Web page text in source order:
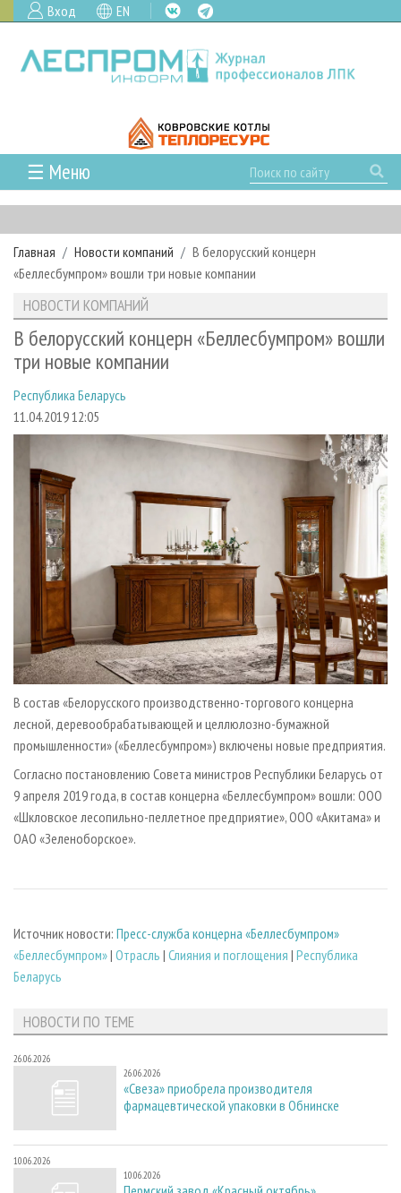
Вход EN
☰ Меню
ГЛАВНАЯ
РУБРИКИ И ТЕМЫ
РУБРИКИ ЖУРНАЛА
ЛЕСНОЕ ХОЗЯЙСТВО
ЛЕСОЗАГОТОВКА
ЛЕСОПИЛЕНИЕ
СУШКА ДРЕВЕСИНЫ
ПРОИЗВОДСТВО ДРЕВЕСНЫХ ПЛИТ
ДЕРЕВЯННОЕ ДОМОСТРОЕНИЕ
ПРОИЗВОДСТВО МЕБЕЛИ
БИОЭНЕРГЕТИКА
ЦБП
ИНСТРУМЕНТ И МАТЕРИАЛЫ
НОВОСТИ
КАЛЕНДАРЬ СОБЫТИЙ
НОВОСТИ ЛПК
НОВОСТИ ЖУРНАЛА
ПРОЕКТЫ ЛПИ
АНАЛИТИКА
ПРЕДПРИЯТИЯ ЛПК
ПЕРСОНЫ
МОБИЛЬНЫЕ ВЫСТАВКИ
ОФИЦИАЛЬНЫЕ ДЕЛЕГАЦИИ
ПРИОРИТЕТНЫЕ ИНВЕСТПРОЕКТЫ
RUSSIAN FORESTRY REVIEW
ГАЗЕТА ЛЕСПРОМФОРУМ
БИБЛИОТЕКА СПЕЦИАЛИСТА
АРХИВ
АРХИВ ЖУРНАЛОВ
СТАТЬИ
О ЖУРНАЛЕ
ПОДПИСКА
КОНТАКТЫ
РЕКЛАМОДАТЕЛЯМ
РЕКЛАМА
РЕКЛАМА НА САЙТЕ
Главная Новости компаний
В белорусский концерн
«Беллесбумпром» вошли три новые компании
НОВОСТИ КОМПАНИЙ
В белорусский концерн «Беллесбумпром» вошли
три новые компании
Республика Беларусь
11.04.2019 12:05
В состав «Белорусского производственно-торгового концерна
лесной, деревообрабатывающей и целлюлозно-бумажной
промышленности» («Беллесбумпром») включены новые предприятия.
Согласно постановлению Совета министров Республики Беларусь от
9 апреля 2019 года, в состав концерна «Беллесбумпром» вошли: ООО
«Шкловское лесопильно-пеллетное предприятие», ООО «Акитама» и
ОАО «Зеленоборское».
Источник новости: Пресс-служба концерна «Беллесбумпром»
«Беллесбумпром»| Отрасль | Слияния и поглощения | Республика
Беларусь
НОВОСТИ ПО ТЕМЕ
26.06.2026
26.06.2026
«Свеза» приобрела производителя
фармацевтической упаковки в Обнинске
10.06.2026
10.06.2026